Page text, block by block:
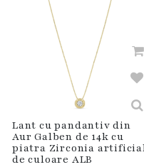
Lant cu pandantiv din
Aur Galben de 14k cu
piatra Zirconia
de culoare ALB